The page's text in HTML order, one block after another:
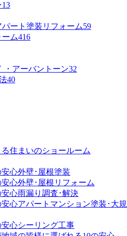
13
ート塗装リフォーム59
ム416
・アーバントーン32
40